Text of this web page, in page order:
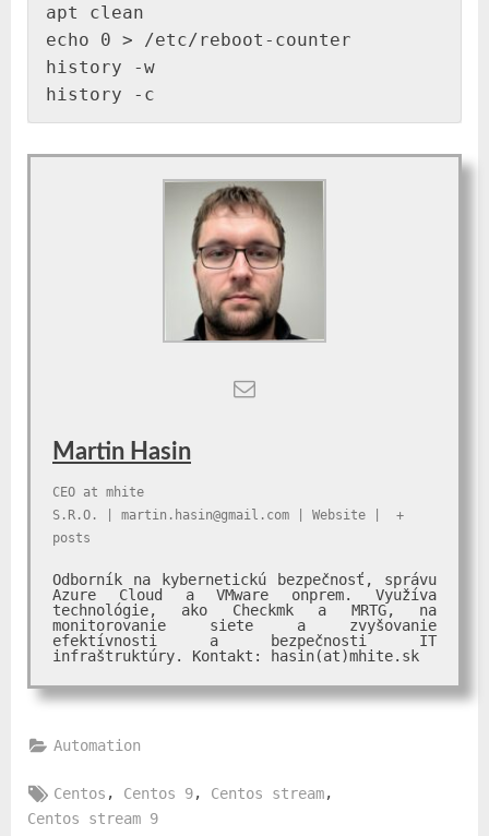
apt clean
echo 0 > /etc/reboot-counter
history -w
history -c
Martin Hasin
CEO at mhite
S.R.O.
martin.hasin@gmail.com Website
+
posts
Odborník na kybernetickú bezpečnosť, správu
Azure Cloud a VMware onprem. Využíva
technológie, ako Checkmk a MRTG, na
monitorovanie siete a zvyšovanie
efektívnosti a bezpečnosti IT
infraštruktúry. Kontakt: hasin(at)mhite.sk
Automation
Tags:
Centos , Centos 9, Centos stream,
Centos stream 9